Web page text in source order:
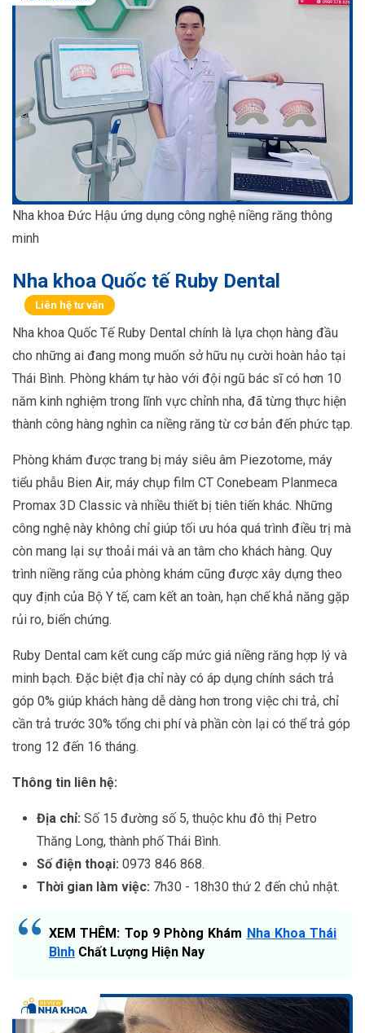
Nha khoa Đức Hậu ứng dụng công nghệ niềng răng thông
minh
Nha khoa Quốc tế Ruby Dental
Liên hệ tư vấn
Nha khoa Quốc Tế Ruby Dental chính là lựa chọn hàng đầu
cho những ai đang mong muốn sở hữu nụ cười hoàn hảo tại
Thái Bình. Phòng khám tự hào với đội ngũ bác sĩ có hơn 10
năm kinh nghiệm trong lĩnh vực chỉnh nha, đã từng thực hiện
thành công hàng nghìn ca niềng răng từ cơ bản đến phức tạp.
Phòng khám được trang bị máy siêu âm Piezotome, máy
tiểu phẫu Bien Air, máy chụp film CT Conebeam Planmeca
Promax 3D Classic và nhiều thiết bị tiên tiến khác. Những
công nghệ này không chỉ giúp tối ưu hóa quá trình điều trị mà
còn mang lại sự thoải mái và an tâm cho khách hàng. Quy
trình niềng răng của phòng khám cũng được xây dựng theo
quy định của Bộ Y tế, cam kết an toàn, hạn chế khả năng gặp
rủi ro, biến chứng.
Ruby Dental cam kết cung cấp mức giá niềng răng hợp lý và
minh bạch. Đặc biệt địa chỉ này có áp dụng chính sách trả
góp 0% giúp khách hàng dễ dàng hơn trong việc chi trả, chỉ
cần trả trước 30% tổng chi phí và phần còn lại có thể trả góp
trong 12 đến 16 tháng.
Thông tin liên hệ:
Địa chỉ: Số 15 đường số 5, thuộc khu đô thị Petro
Thăng Long, thành phố Thái Bình.
Số điện thoại: 0973 846 868.
Thời gian làm việc: 7h30 - 18h30 thứ 2 đến chủ nhật.
XEM THÊM: Top 9 Phòng Khám Nha Khoa Thái
Bình Chất Lượng Hiện Nay